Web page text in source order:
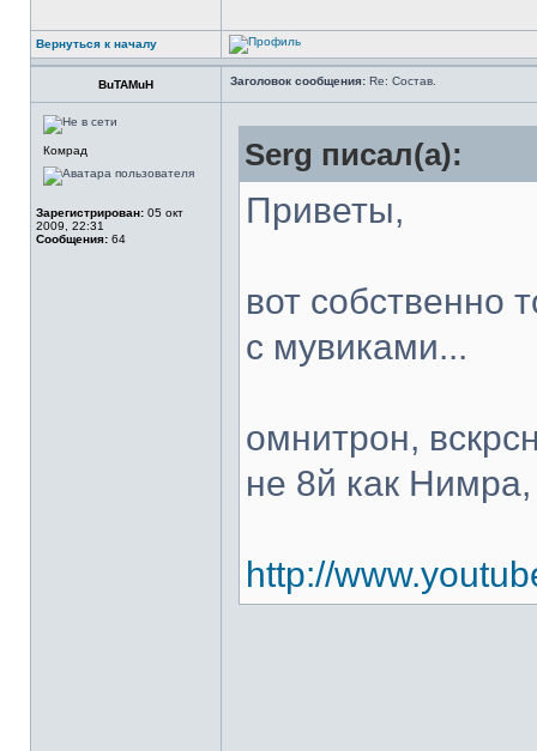
Вернуться к началу
BuTAMuH Заголовок сообщения: Re: Состав.
Комрад
Зарегистрирован: 05 окт
2009, 22:31
Сообщения: 64
Serg писал(а):
Приветы,
вот собственно
с мувиками...
омнитрон,
не 8й как
http://